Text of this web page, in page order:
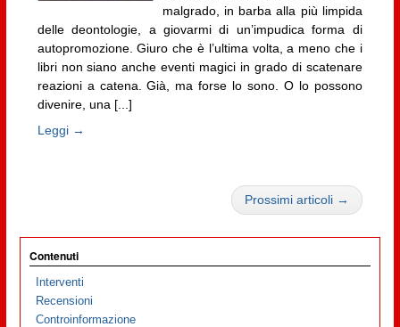
malgrado, in barba alla più limpida
delle deontologie, a giovarmi di un’impudica forma di
autopromozione. Giuro che è l’ultima volta, a meno che i
libri non siano anche eventi magici in grado di scatenare
reazioni a catena. Già, ma forse lo sono. O lo possono
divenire, una [...]
Leggi →
Prossimi articoli →
Contenuti
Interventi
Recensioni
Controinformazione